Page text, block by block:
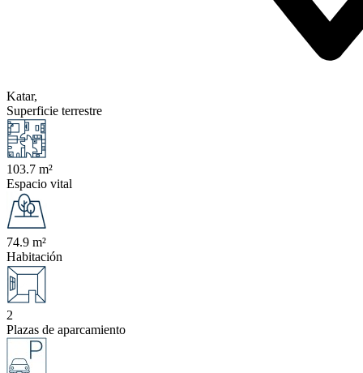
Katar,
Superficie terrestre
103.7 m²
Espacio vital
74.9 m²
Habitación
2
Plazas de aparcamiento